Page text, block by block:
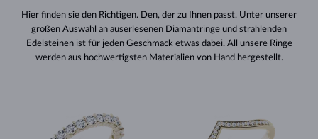
Hier finden sie den Richtigen. Den, der zu Ihnen passt. Unter unserer
großen Auswahl an auserlesenen Diamantringe und strahlenden
Edelsteinen ist für jeden Geschmack etwas dabei. All unsere Ringe
werden aus hochwertigsten Materialien von Hand hergestellt.